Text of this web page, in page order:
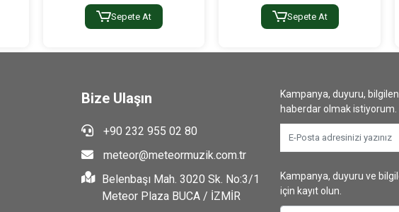
Sepete At Sepete At
Bize Ulaşın
+90 232 955 02 80
meteor@meteormuzik.com.tr
Belenbaşı Mah. 3020 Sk. No:3/1
Meteor Plaza BUCA / İZMİR
Kampanya, duyuru,
haberdar olmak istiyorum.
Kampanya, duyuru ve
için kayıt olun.